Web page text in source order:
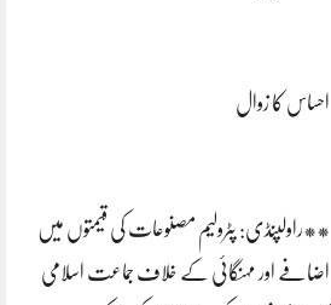
احساس کا زوال
**راولپنڈی: پٹرولیم مصنوعات کی قیمتوں میں
اضافے اور مہنگائی کے خلاف جماعت اسلامی